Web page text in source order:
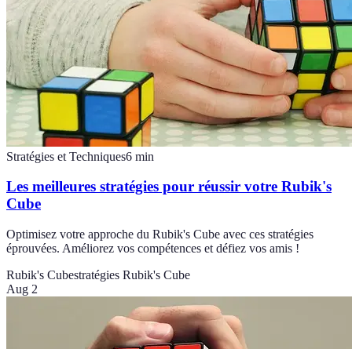
Stratégies et Techniques6 min
Les meilleures stratégies pour réussir votre Rubik's
Cube
Optimisez votre approche du Rubik's Cube avec ces stratégies
éprouvées. Améliorez vos compétences et défiez vos amis !
Rubik's Cubestratégies Rubik's Cube
Aug 2